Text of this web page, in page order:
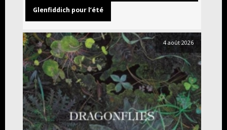
Glenfiddich pour l’été
4 août 2026